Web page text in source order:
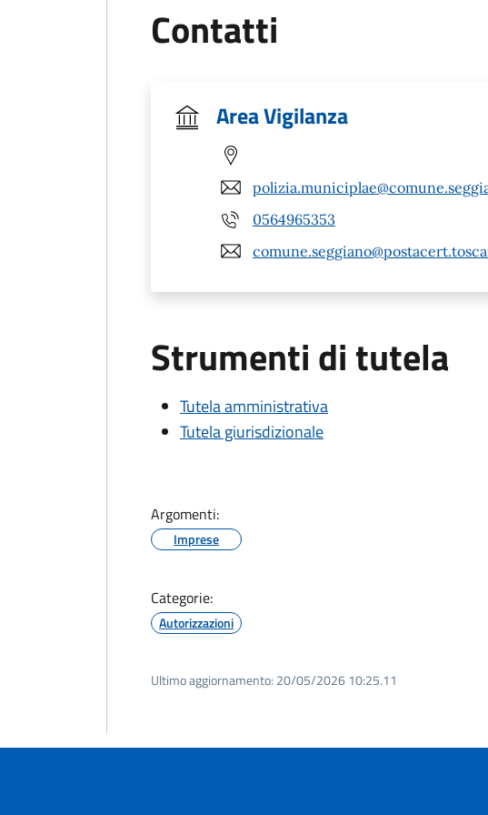
Contatti
Area Vigilanza
0564965353
Strumenti di tutela
Tutela amministrativa
Tutela giurisdizionale
Argomenti:
Imprese
Categorie:
Autorizzazioni
Ultimo aggiornamento: 20/05/2026 10:25.11